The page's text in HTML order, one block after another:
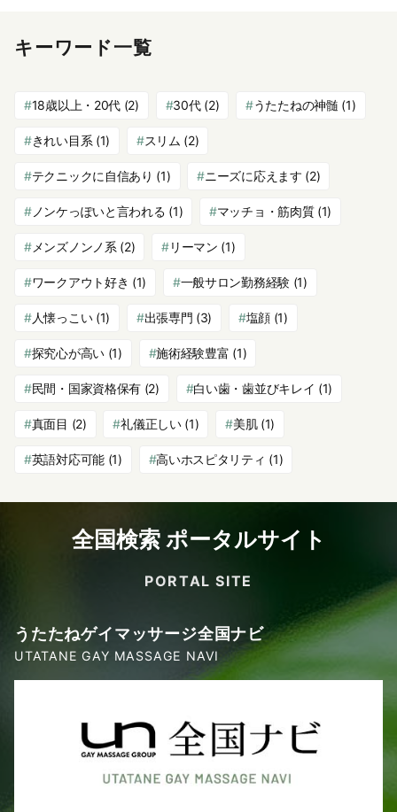
キーワード一覧
18歳以上・20代 (2) 30代(2) うたたねの神髄 (1)
きれい目系 (1) スリム (2)
テクニックに自信あり (1) ニーズに応えます (2)
ノンケっぽいと言われる (1) マッチョ・筋肉質(1)
メンズノンノ系 (2) リーマン (1)
ワークアウト好き (1) 一般サロン勤務経験(1)
人懐っこい(1) 出張専門 (3) 塩顔 (1)
探究心が高い(1) 施術経験豊富 (1)
民間・国家資格保有 (2) 白い歯・歯並びキレイ (1)
真面目 (2) 礼儀正しい(1) 美肌(1)
英語対応可能(1) 高いホスピタリティ (1)
全国検索 ポータルサイト
PORTAL SITE
うたたねゲイマッサージ全国ナビ
UTATANE GAY MASSAGE NAVI